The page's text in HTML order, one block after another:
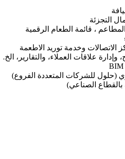
، قائمة الطعام الرقمية
وخدمة توريد الاطعمة
وإدارة علاقات العملاء، والتقارير، الخ.
(حلول للشركات المتعددة الفروع)
الصناعي)